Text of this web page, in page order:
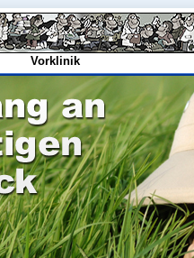
Vorklinik